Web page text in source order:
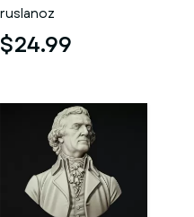
ruslanoz
$24.99